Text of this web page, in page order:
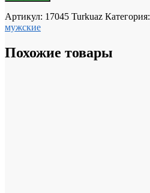
Артикул: 17045 Turkuaz Категория:
мужские
Похожие товары